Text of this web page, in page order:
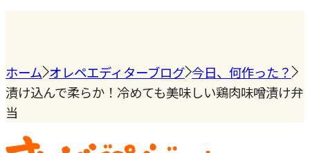
ホーム オレペエディターブログ 今日、何作った？
漬け込んで柔らか！冷めても美味しい鶏肉味噌漬け弁
当